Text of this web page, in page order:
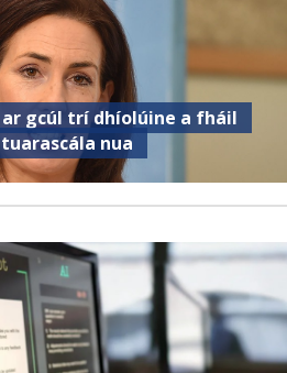
gcúl trí dhíolúine a fháil
nua